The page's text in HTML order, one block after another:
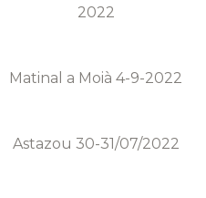
2022
Matinal a Moià 4-9-2022
Astazou 30-31/07/2022